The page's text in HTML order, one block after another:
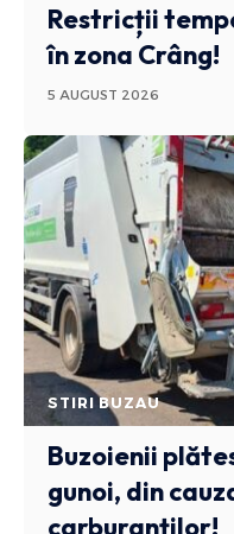
Restricții
în zona Crâng!
5 AUGUST 2026
STIRI BUZAU
Buzoienii
gunoi, din
carburanților!